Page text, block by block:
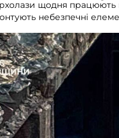
щодня працюють
небезпечні